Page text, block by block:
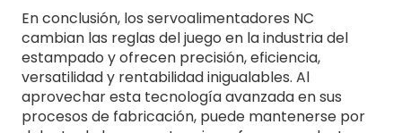
En conclusión, los servoalimentadores NC
cambian las reglas del juego en la industria del
estampado y ofrecen precisión, eficiencia,
versatilidad y rentabilidad inigualables. Al
aprovechar esta tecnología avanzada en sus
procesos de fabricación, puede mantenerse por